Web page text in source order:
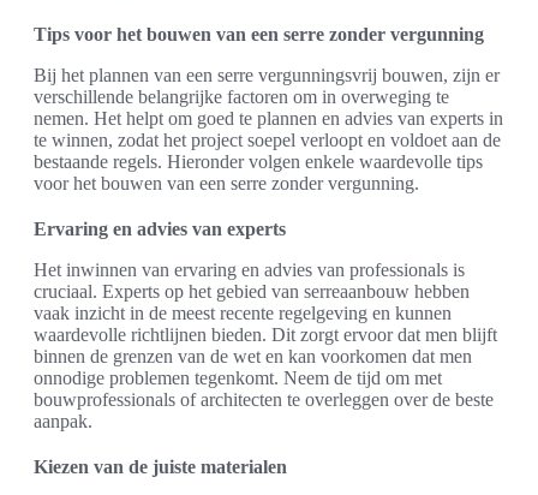
Tips voor het bouwen van een serre zonder vergunning
Bij het plannen van een serre vergunningsvrij bouwen, zijn er
verschillende belangrijke factoren om in overweging te
nemen. Het helpt om goed te plannen en advies van experts in
te winnen, zodat het project soepel verloopt en voldoet aan de
bestaande regels. Hieronder volgen enkele waardevolle tips
voor het bouwen van een serre zonder vergunning.
Ervaring en advies van experts
Het inwinnen van ervaring en advies van professionals is
cruciaal. Experts op het gebied van serreaanbouw hebben
vaak inzicht in de meest recente regelgeving en kunnen
waardevolle richtlijnen bieden. Dit zorgt ervoor dat men blijft
binnen de grenzen van de wet en kan voorkomen dat men
onnodige problemen tegenkomt. Neem de tijd om met
bouwprofessionals of architecten te overleggen over de beste
aanpak.
Kiezen van de juiste materialen